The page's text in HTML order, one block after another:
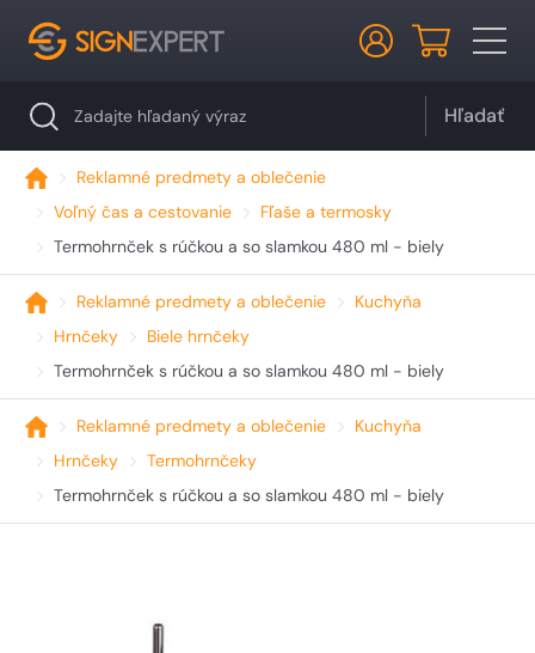
Hľadať
Reklamné predmety a oblečenie
Voľný čas a cestovanie
Fľaše a termosky
Termohrnček s rúčkou a so slamkou 480 ml - biely
Reklamné predmety a oblečenie
Kuchyňa
Hrnčeky
Biele hrnčeky
Termohrnček s rúčkou a so slamkou 480 ml - biely
Reklamné predmety a oblečenie
Kuchyňa
Hrnčeky
Termohrnčeky
Termohrnček s rúčkou a so slamkou 480 ml - biely